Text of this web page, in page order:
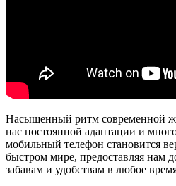
Насыщенный ритм современной
нас постоянной адаптации и
мобильный телефон становится
быстром мире, предоставляя нам
забавам и удобствам в любое